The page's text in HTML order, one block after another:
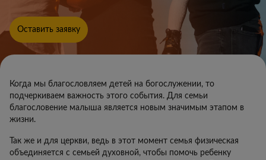
Оставить заявку
Когда мы благословляем детей на богослужении, то
подчеркиваем важность этого события. Для семьи
благословение малыша является новым значимым этапом в
жизни.
Так же и для церкви, ведь в этот момент семья физическая
объединяется с семьей духовной, чтобы помочь ребенку